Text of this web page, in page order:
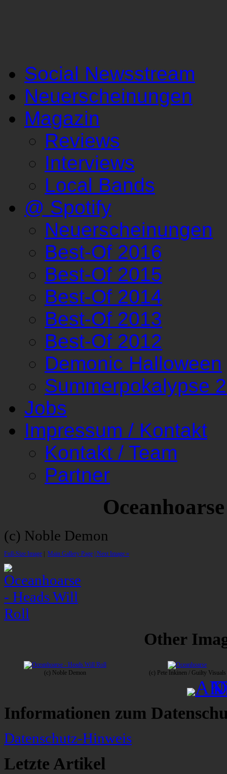
Social Newsstream
Neuerscheinungen
Magazin
Reviews
Interviews
Local Bands
@ Spotify
Neuerscheinungen
Best-Of 2016
Best-Of 2015
Best-Of 2014
Best-Of 2013
Best-Of 2012
Demonic Halloween
Summerpokalypse
Jobs
Impressum / Kontakt
Kontakt / Team
Partner
(c) Noble Demon
Full-Size Image Main Gallery Page | Next Image »
Other
(c) Noble Demon (c) Pete Inkinen / Guilty Visuals
Informationen zum
Datenschutz-Hinweis
Letzte Artikel